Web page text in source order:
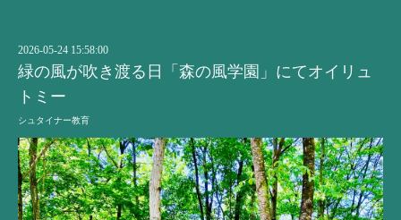
2026-05-24 15:58:00
緑の風が吹き渡る日「森の風学園」にてオイリュ
トミー
シュタイナー教育